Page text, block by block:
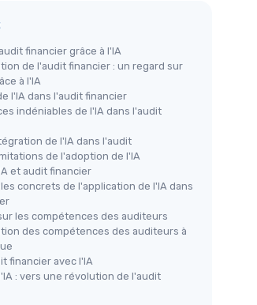
financier grâce à l'IA
de l'audit financier : un regard sur
à l'IA
l'IA dans l'audit financier
indéniables de l'IA dans l'audit
de l'IA dans l'audit
de l'adoption de l'IA
et audit financier
concrets de l'application de l'IA dans
les compétences des auditeurs
des compétences des auditeurs à
financier avec l'IA
: vers une révolution de l'audit